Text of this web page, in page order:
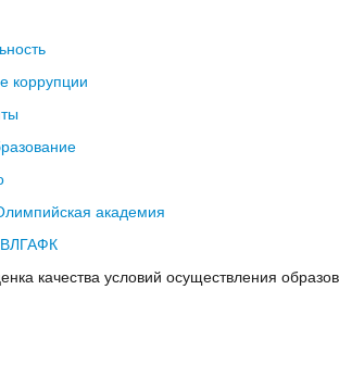
коррупции
академия
качества условий осуществления